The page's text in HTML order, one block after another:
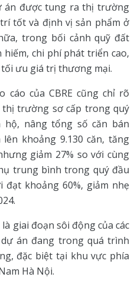
án được tung ra thị trường
tốt và định vị sản phẩm ở
trong bối cảnh quỹ đất
chi phí phát triển cao,
ưu giá trị thương mại.
cáo của CBRE cũng chỉ rõ
trường sơ cấp trong quý
hộ, nâng tổng số căn bán
khoảng 9.130 căn, tăng
giảm 27% so với cùng
trung bình trong quý đầu
đạt khoảng 60%, giảm nhẹ
là giai đoạn sôi động của các
án đang trong quá trình
đặc biệt tại khu vực phía
Hà Nội.